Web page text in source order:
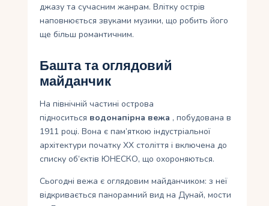
джазу та сучасним жанрам. Влітку острів
наповнюється звуками музики, що робить його
ще більш романтичним.
Башта та оглядовий
майданчик
На північній частині острова
підноситься водонапірна вежа , побудована в
1911 році. Вона є пам’яткою індустріальної
архітектури початку XX століття і включена до
списку об’єктів ЮНЕСКО, що охороняються.
Сьогодні вежа є оглядовим майданчиком: з неї
відкривається панорамний вид на Дунай, мости